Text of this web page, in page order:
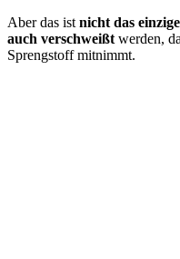
Aber das istnicht das
auch verschweißtwerden,
Sprengstoff mitnimmt.